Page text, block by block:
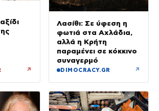
↗
Λασίθι: Σε ύφεση η
φωτιά στα Αχλάδια,
αλλά η Κρήτη
παραμένει σε κόκκινο
συναγερμό
DIMOCRACY.GR ↗